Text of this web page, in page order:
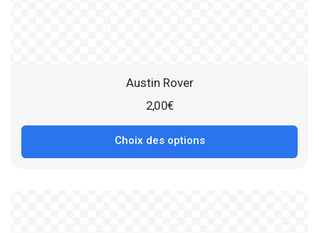
Austin Rover
2,00€
Choix des options